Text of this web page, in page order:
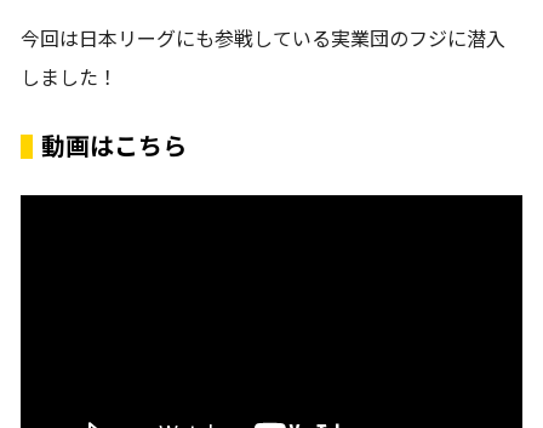
今回は日本リーグにも参戦している実業団のフジに潜入
しました！
動画はこちら